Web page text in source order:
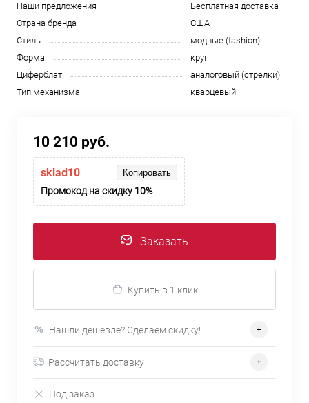
Наши предложения
Бесплатная доставка
Страна бренда
США
Стиль
модные (fashion)
Форма
круг
Циферблат
аналоговый (стрелки)
Тип механизма
кварцевый
10 210 руб.
sklad10 Копировать
Промокод на скидку 10%
Заказать
Купить в 1 клик
Нашли дешевле? Сделаем скидку!
Рассчитать доставку
Под заказ